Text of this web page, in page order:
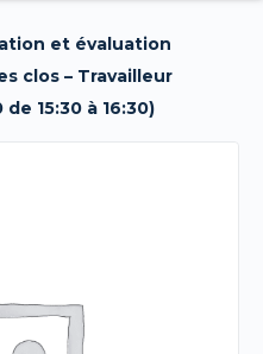
et évaluation
clos – Travailleur
15:30 à 16:30)